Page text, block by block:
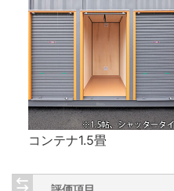
コンテナ1.5畳